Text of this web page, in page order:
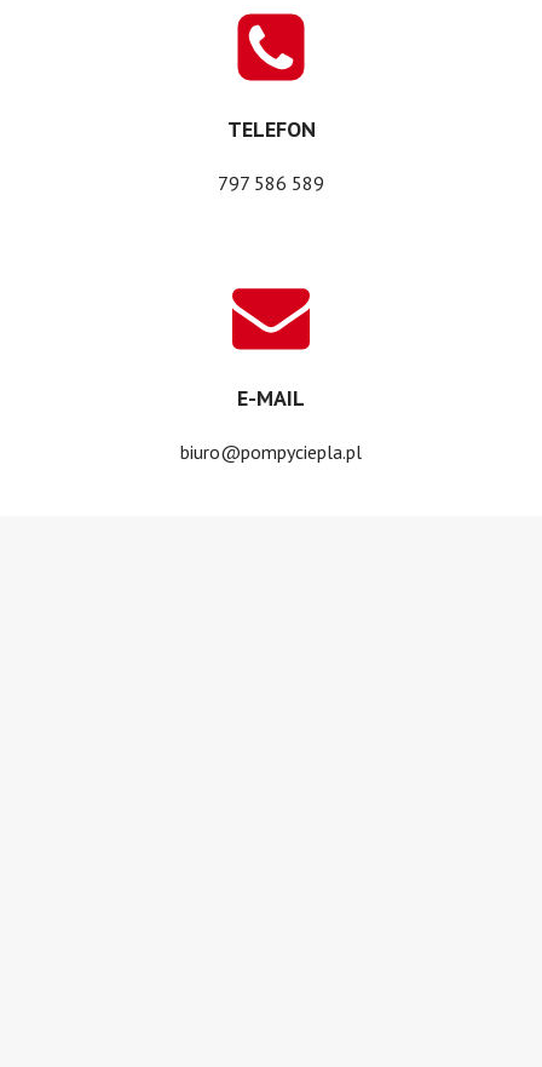
TELEFON
797 586 589
E-MAIL
biuro@pompyciepla.pl